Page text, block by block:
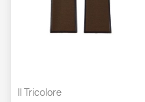
Il Tricolore